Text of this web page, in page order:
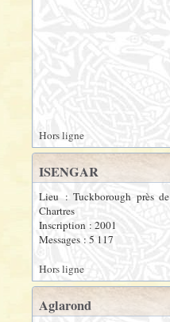
Hors ligne
ISENGAR
Lieu : Tuckborough près de
Chartres
Inscription : 2001
Messages : 5 117
Hors ligne
Aglarond